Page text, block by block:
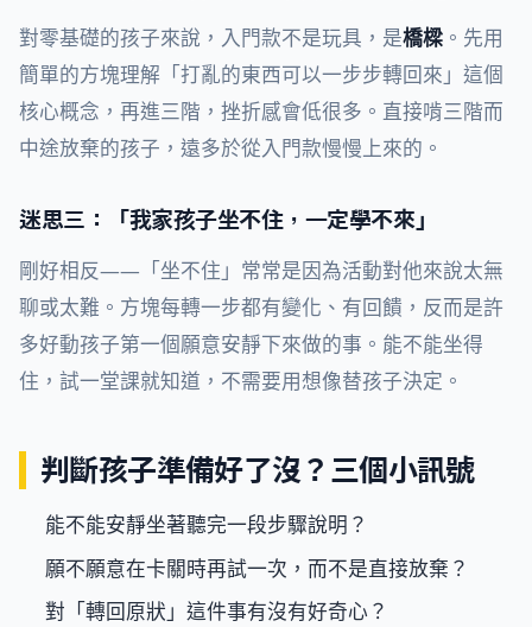
對零基礎的孩子來說，入門款不是玩具，是橋樑 。先用
簡單的方塊理解「打亂的東西可以一步步轉回來」這個
核心概念，再進三階，挫折感會低很多。直接啃三階而
中途放棄的孩子，遠多於從入門款慢慢上來的。
迷思三：「我家孩子坐不住，一定學不來」
剛好相反——「坐不住」常常是因為活動對他來說太無
聊或太難。方塊每轉一步都有變化、有回饋，反而是許
多好動孩子第一個願意安靜下來做的事。能不能坐得
住，試一堂課就知道，不需要用想像替孩子決定。
判斷孩子準備好了沒？三個小訊號
能不能安靜坐著聽完一段步驟說明？
願不願意在卡關時再試一次，而不是直接放棄？
對「轉回原狀」這件事有沒有好奇心？